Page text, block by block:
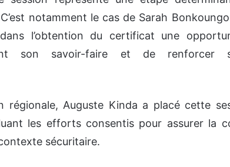
notamment le cas de Sarah
l’obtention du certificat une
son savoir-faire et de renforcer
régionale, Auguste Kinda a placé cette
les efforts consentis pour assurer la
sécuritaire.